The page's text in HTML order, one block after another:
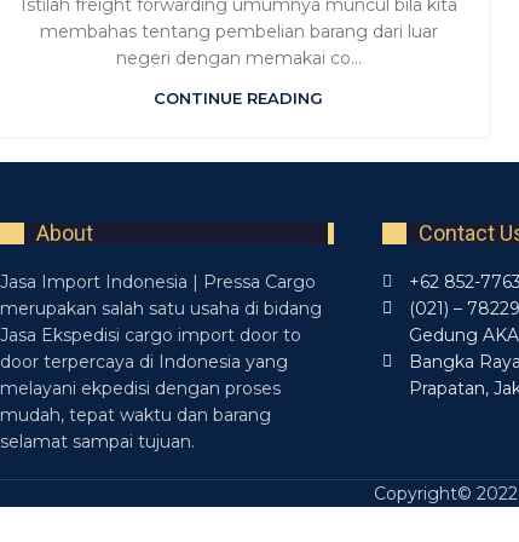
Istilah freight forwarding umumnya muncul bila kita
membahas tentang pembelian barang dari luar
negeri dengan memakai co...
CONTINUE READING
About
Jasa Import Indonesia | Pressa Cargo
merupakan salah satu usaha di bidang
Jasa Ekspedisi cargo import door to
door terpercaya di Indonesia yang
melayani ekpedisi dengan proses
mudah, tepat waktu dan barang
selamat sampai tujuan.
Contact
+62 852-
(021) –
Gedung
Bangka
Prapatan,
Copyright©